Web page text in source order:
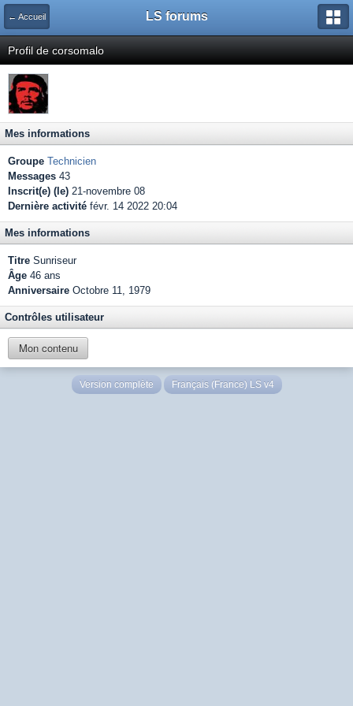
← Accueil LS forums
Profil de corsomalo
Mes informations
Groupe Technicien
Messages 43
Inscrit(e) (le) 21-novembre 08
Dernière activité févr. 14 2022 20:04
Mes informations
Titre Sunriseur
Âge 46 ans
Anniversaire Octobre 11, 1979
Contrôles utilisateur
Mon contenu
Version complète Français (France) LS v4